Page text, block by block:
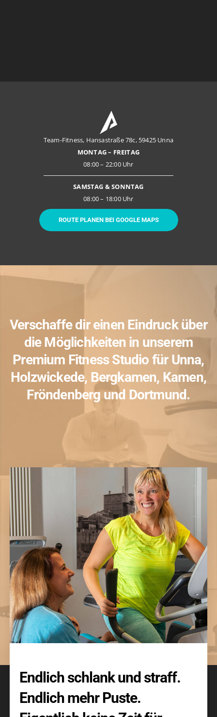
Team-Fitness, Hansastraße 78c, 59425 Unna
MONTAG – FREITAG
08:00 – 22:00 Uhr
SAMSTAG & SONNTAG
08:00 – 18:00 Uhr
ROUTE PLANEN BEI GOOGLE MAPS
Verschaffe dir einen Eindruck über
die Möglichkeiten in unserem
Premium Fitness Studio für Unna,
Holzwickede, Bergkamen, Kamen,
Fröndenberg und Dortmund.
Endlich schlank und straff.
Endlich mehr Puste.